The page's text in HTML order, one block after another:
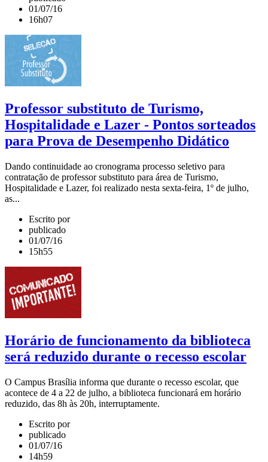
01/07/16
16h07
Professor substituto de Turismo,
Hospitalidade e Lazer - Pontos sorteados
para Prova de Desempenho Didático
Dando continuidade ao cronograma processo seletivo para
contratação de professor substituto para área de Turismo,
Hospitalidade e Lazer, foi realizado nesta sexta-feira, 1º de julho,
as...
Escrito por
publicado
01/07/16
15h55
Horário de funcionamento da biblioteca
será reduzido durante o recesso escolar
O Campus Brasília informa que durante o recesso escolar, que
acontece de 4 a 22 de julho, a biblioteca funcionará em horário
reduzido, das 8h às 20h, interruptamente.
Escrito por
publicado
01/07/16
14h59